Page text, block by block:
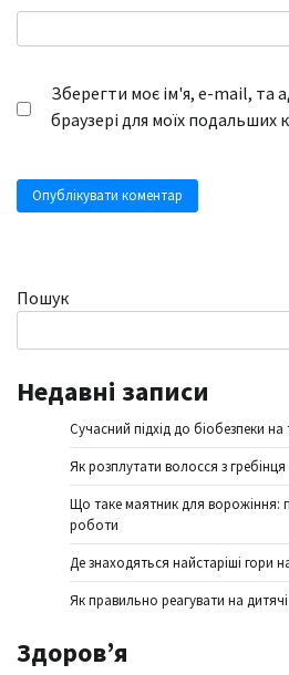
Зберегти моє ім'я, e-mail, та
браузері для моїх подальших
Пошук
Недавні записи
Сучасний підхід до біобезпеки
Як розплутати волосся з
Що таке маятник для ворожіння:
роботи
Де знаходяться найстаріші гори
Як правильно реагувати на дитячі
Здоров’я